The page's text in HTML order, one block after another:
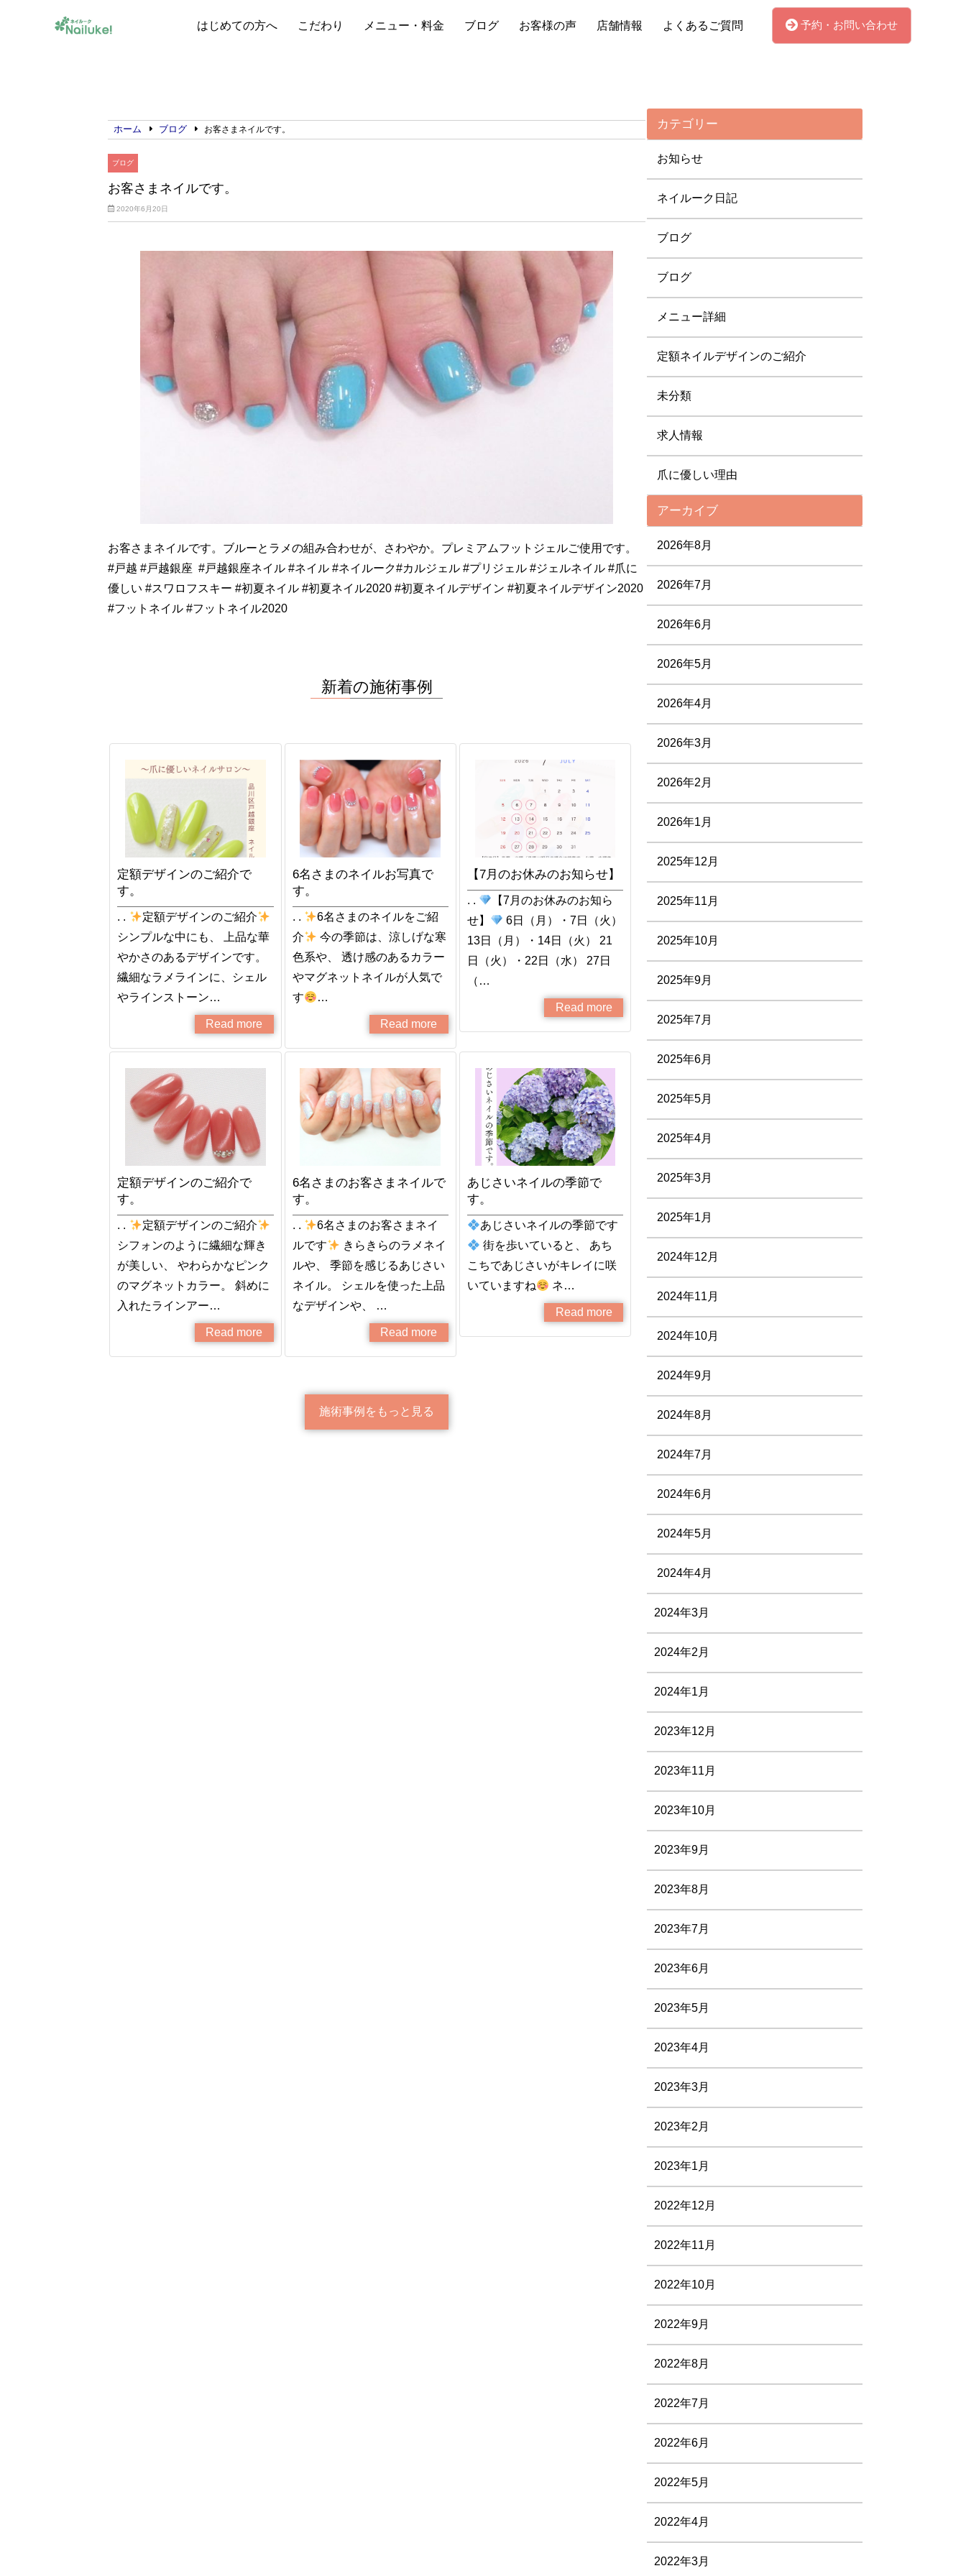
はじめての方へ こだわり メニュー・料金 ブログ お客様の声 店舗情報 よくあるご質問 予約・お問い合わせ
ホーム ブログ お客さまネイルです。
ブログ
お客さまネイルです。
2020年6月20日
お客さまネイルです。ブルーとラメの組み合わせが、さわやか。プレミアムフットジェルご使用です。
#戸越 #戸越銀座 #戸越銀座ネイル #ネイル #ネイルーク#カルジェル #プリジェル #ジェルネイル #爪に
優しい #スワロフスキー #初夏ネイル #初夏ネイル2020 #初夏ネイルデザイン #初夏ネイルデザイン2020
#フットネイル #フットネイル2020
新着の施術事例
定額デザインのご紹介で
す。
. .
定額デザインのご紹介
シンプルな中にも、 上品な華
やかさのあるデザインです。
繊細なラメラインに、シェル
やラインストーン…
Read more
6名さまのネイルお写真で
す。
. .
6名さまのネイルをご紹
介
今の季節は、涼しげな寒
色系や、 透け感のあるカラー
やマグネットネイルが人気で
す
…
Read more
【7月のお休みのお知らせ】
. .
【7月のお休みのお知ら
せ】
6日（月）・7日（火）
13日（月）・14日（火） 21
日（火）・22日（水） 27日
（…
Read more
定額デザインのご紹介で
す。
. .
定額デザインのご紹介
シフォンのように繊細な輝き
が美しい、 やわらかなピンク
のマグネットカラー。 斜めに
入れたラインアー…
Read more
6名さまのお客さまネイルで
す。
. .
6名さまのお客さまネイ
ルです
きらきらのラメネイ
ルや、 季節を感じるあじさい
ネイル。 シェルを使った上品
なデザインや、 …
Read more
あじさいネイルの季節で
す。
あじさいネイルの季節です
街を歩いていると、 あち
こちであじさいがキレイに咲
いていますね
ネ…
Read more
施術事例をもっと見る
カテゴリー
お知らせ
ネイルーク日記
ブログ
ブログ
メニュー詳細
定額ネイルデザインのご紹介
未分類
求人情報
爪に優しい理由
アーカイブ
2026年8月
2026年7月
2026年6月
2026年5月
2026年4月
2026年3月
2026年2月
2026年1月
2025年12月
2025年11月
2025年10月
2025年9月
2025年7月
2025年6月
2025年5月
2025年4月
2025年3月
2025年1月
2024年12月
2024年11月
2024年10月
2024年9月
2024年8月
2024年7月
2024年6月
2024年5月
2024年4月
2024年3月
2024年2月
2024年1月
2023年12月
2023年11月
2023年10月
2023年9月
2023年8月
2023年7月
2023年6月
2023年5月
2023年4月
2023年3月
2023年2月
2023年1月
2022年12月
2022年11月
2022年10月
2022年9月
2022年8月
2022年7月
2022年6月
2022年5月
2022年4月
2022年3月